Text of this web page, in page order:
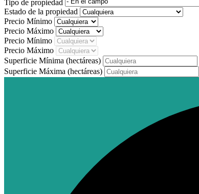
Tipo de propiedad
Estado de la propiedad
Precio Mínimo
Precio Máximo
Precio Mínimo
Precio Máximo
Superficie Mínima (hectáreas)
Superficie Máxima (hectáreas)